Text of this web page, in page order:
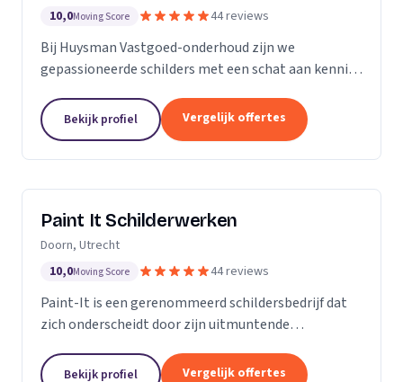
10,0Moving Score 44 reviews
Bij Huysman Vastgoed-onderhoud zijn we
gepassioneerde schilders met een schat aan kennis
diverse projecten en materialen, waardoor we een
breed scala...
Bekijk profiel Vergelijk offertes
Paint It Schilderwerken
Doorn, Utrecht
10,0Moving Score 44 reviews
Paint-It is een gerenommeerd schildersbedrijf dat
zich onderscheidt door zijn uitmuntende
ons werk en streven ernaar om elke klus tot een
Bekijk profiel Vergelijk offertes